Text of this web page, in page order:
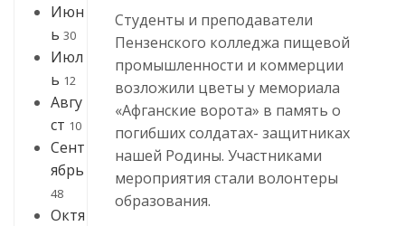
Июн
ь 30
Июл
ь 12
Авгу
ст 10
Сент
ябрь
48
Октя
Студенты и преподаватели
Пензенского колледжа пищевой
промышленности и коммерции
возложили цветы у мемориала
«Афганские ворота» в память о
погибших солдатах- защитниках
нашей Родины. Участниками
мероприятия стали волонтеры
образования.